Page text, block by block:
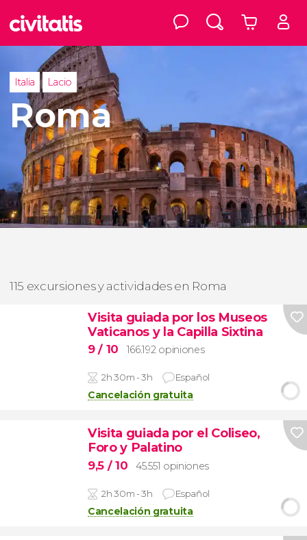
Italia Lacio
Roma
115 excursiones y actividades en Roma
Visita guiada por los Museos
Vaticanos y la Capilla Sixtina
9/ 10 166.192 opiniones
2h 30m - 3h Español
Cancelación gratuita
Visita guiada por el Coliseo,
Foro y Palatino
9,5 / 10 45.551 opiniones
2h 30m - 3h Español
Cancelación gratuita